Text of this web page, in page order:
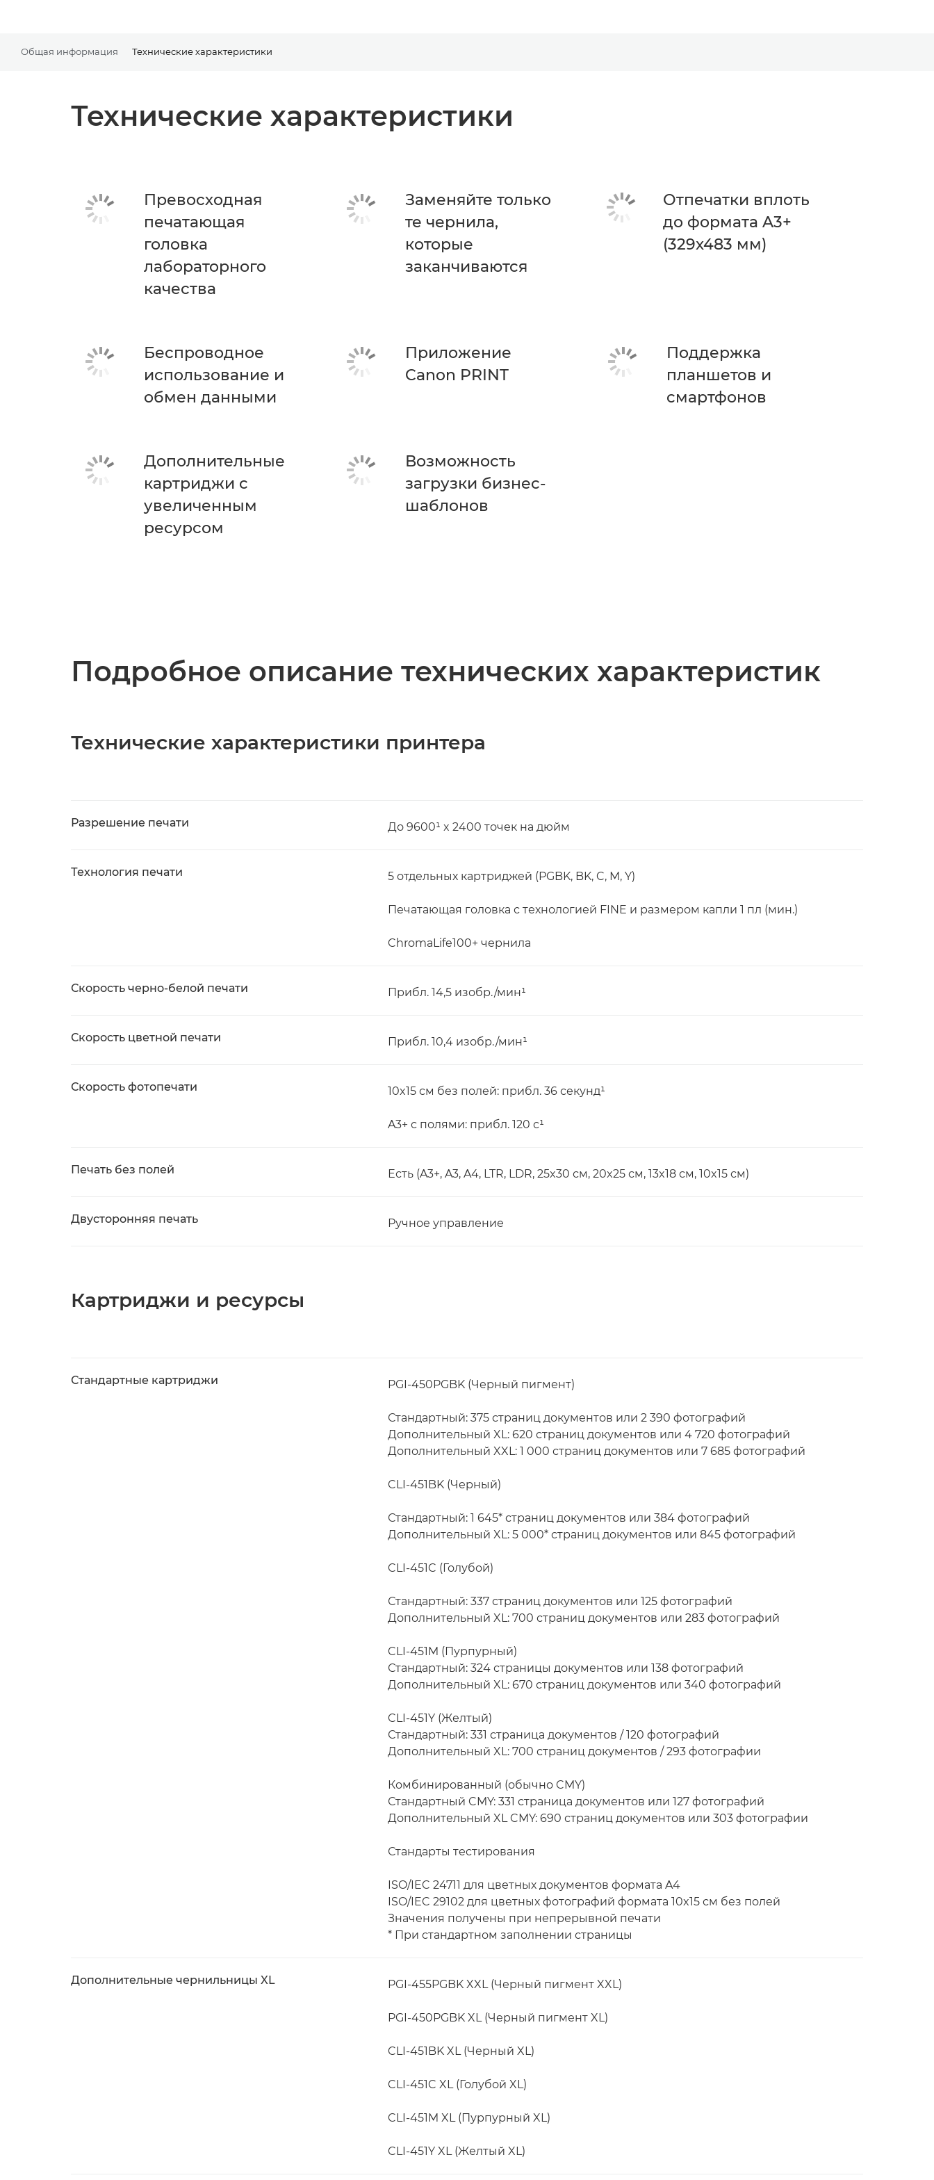
Общая информация Технические характеристики
Технические характеристики
Превосходная
печатающая
головка
лабораторного
качества
Заменяйте только
те чернила,
которые
заканчиваются
Отпечатки вплоть
до формата A3+
(329x483 мм)
Беспроводное
использование и
обмен данными
Приложение
Canon PRINT
Поддержка
планшетов и
смартфонов
Дополнительные
картриджи с
увеличенным
ресурсом
Возможность
загрузки бизнес-
шаблонов
Подробное описание технических характеристик
Технические характеристики принтера
Разрешение печати До 9600¹ x 2400 точек на дюйм
Технология печати 5 отдельных картриджей (PGBK, BK, C, M, Y)
Печатающая головка с технологией FINE и размером капли 1 пл (мин.)
ChromaLife100+ чернила
Скорость черно-белой печати Прибл. 14,5 изобр./мин¹
Скорость цветной печати Прибл. 10,4 изобр./мин¹
Скорость фотопечати 10x15 см без полей: прибл. 36 секунд¹
A3+ с полями: прибл. 120 с¹
Печать без полей Есть (A3+, A3, A4, LTR, LDR, 25x30 см, 20x25 см, 13x18 см, 10x15 см)
Двусторонняя печать Ручное управление
Картриджи и ресурсы
Стандартные картриджи PGI-450PGBK (Черный пигмент)
Стандартный: 375 страниц документов или 2 390 фотографий
Дополнительный XL: 620 страниц документов или 4 720 фотографий
Дополнительный XXL: 1 000 страниц документов или 7 685 фотографий
CLI-451BK (Черный)
Стандартный: 1 645* страниц документов или 384 фотографий
Дополнительный XL: 5 000* страниц документов или 845 фотографий
CLI-451C (Голубой)
Стандартный: 337 страниц документов или 125 фотографий
Дополнительный XL: 700 страниц документов или 283 фотографий
CLI-451M (Пурпурный)
Стандартный: 324 страницы документов или 138 фотографий
Дополнительный XL: 670 страниц документов или 340 фотографий
CLI-451Y (Желтый)
Стандартный: 331 страница документов / 120 фотографий
Дополнительный XL: 700 страниц документов / 293 фотографии
Комбинированный (обычно CMY)
Стандартный CMY: 331 страница документов или 127 фотографий
Дополнительный XL CMY: 690 страниц документов или 303 фотографии
Стандарты тестирования
ISO/IEC 24711 для цветных документов формата A4
ISO/IEC 29102 для цветных фотографий формата 10x15 см без полей
Значения получены при непрерывной печати
* При стандартном заполнении страницы
Дополнительные чернильницы XL PGI-455PGBK XXL (Черный пигмент XXL)
PGI-450PGBK XL (Черный пигмент XL)
CLI-451BK XL (Черный XL)
CLI-451C XL (Голубой XL)
CLI-451M XL (Пурпурный XL)
CLI-451Y XL (Желтый XL)